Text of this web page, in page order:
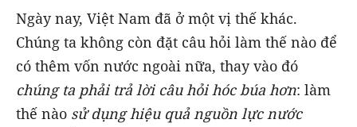
Ngày nay, Việt Nam đã ở một vị thế khác.
Chúng ta không còn đặt câu hỏi làm thế nào để
có thêm vốn nước ngoài nữa, thay vào đó
chúng ta phải trả lời câu hỏi hóc búa hơn: làm
thế nào sử dụng hiệu quả nguồn lực nước